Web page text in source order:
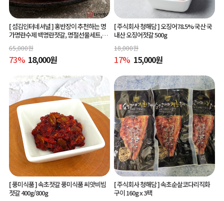
[ 섬김인터네셔널 ]홍반장이 추천하는 명
가명란수제 백명란젓갈, 명절선물세트,공
65,000원
73% 18,000원
[ 주식회사 청해담 ]오징어78.5% 국산 국
내산 오징어젓갈 500g
18,000원
17% 15,000원
[ 풍미식품 ]속초젓갈 풍미식품 씨앗비빔
젓갈 400g/800g
[ 주식회사 청해담 ]속초순살코다리직화
구이 160g x 3팩